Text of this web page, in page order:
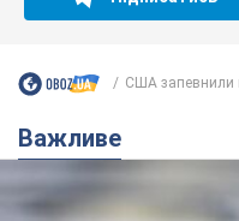
США запевнили
Важливе